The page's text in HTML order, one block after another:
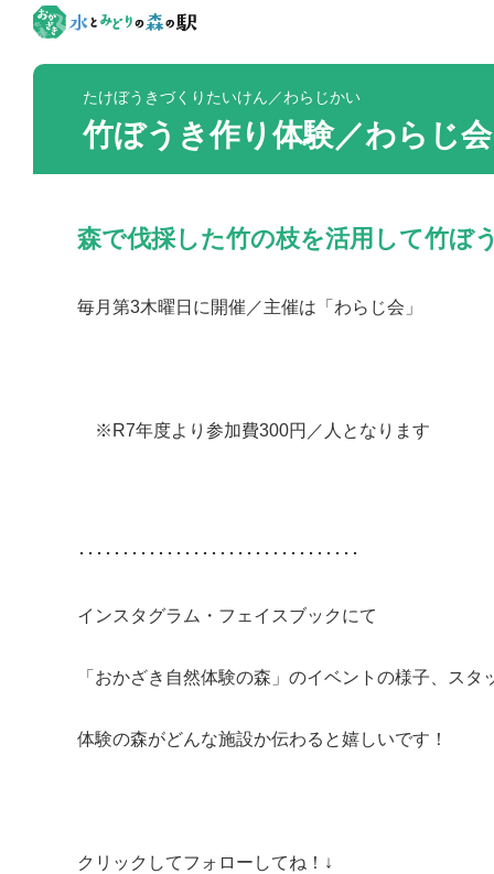
たけぼうきづくりたいけん／わらじかい
竹ぼうき作り体験／わらじ会
森で伐採した竹の枝を活用して竹ぼ
毎月第3木曜日に開催／主催は「わらじ会」
※R7年度より参加費300円／人となります
････････････････････････････････
インスタグラム・フェイスブックにて
「おかざき自然体験の森」のイベントの様子、ス
体験の森がどんな施設か伝わると嬉しいです！
クリックしてフォローしてね！↓